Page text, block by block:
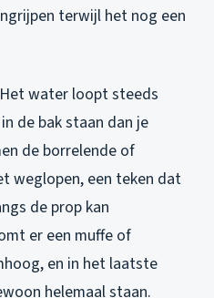
terwijl het nog een
water loopt steeds
de bak staan dan je
de borrelende of
weglopen, een teken dat
de prop kan
er een muffe of
en in het laatste
helemaal staan.